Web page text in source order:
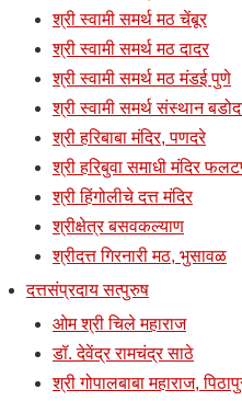
श्री स्वामी समर्थ मठ चेंबूर
श्री स्वामी समर्थ मठ दादर
श्री स्वामी समर्थ मठ मंडई पुणे
श्री स्वामी समर्थ संस्थान
श्री हरिबाबा मंदिर, पणदरे
श्री हरिबुवा समाधी मंदिर
श्री हिंगोलीचे दत्त मंदिर
श्रीक्षेत्र बसवकल्याण
श्रीदत्त गिरनारी मठ, भुसावळ
दत्तसंप्रदाय सत्पुरुष
ओम श्री चिले महाराज
डॉ. देवेंद्र रामचंद्र साठे
श्री गोपालबाबा महाराज,